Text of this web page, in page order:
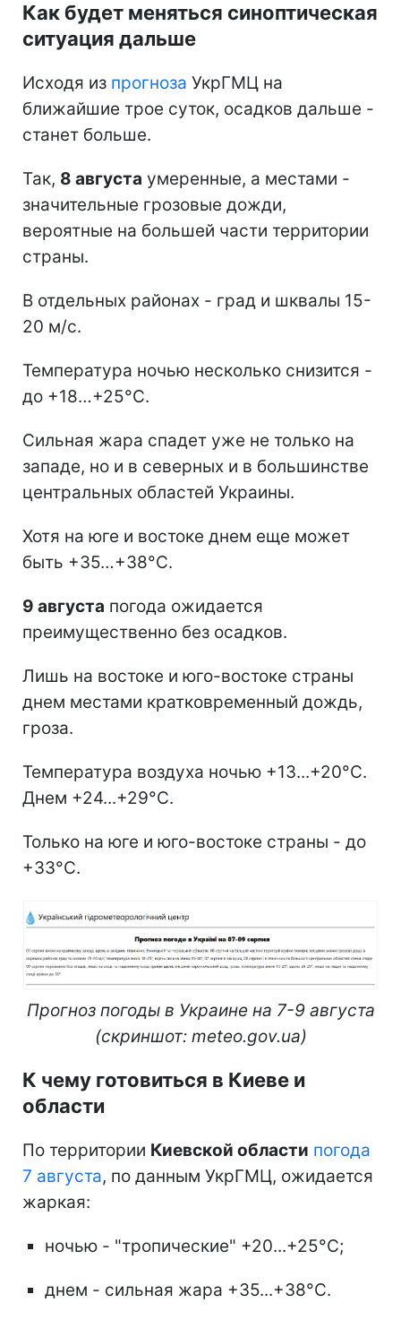
Как будет меняться синоптическая
ситуация дальше
Исходя из прогноза УкрГМЦ на
ближайшие трое суток, осадков дальше -
станет больше.
Так, 8 августа умеренные, а местами -
значительные грозовые дожди,
вероятные на большей части территории
страны.
В отдельных районах - град и шквалы 15-
20 м/с.
Температура ночью несколько снизится -
до +18…+25°С.
Сильная жара спадет уже не только на
западе, но и в северных и в большинстве
центральных областей Украины.
Хотя на юге и востоке днем еще может
быть +35…+38°С.
9 августа погода ожидается
преимущественно без осадков.
Лишь на востоке и юго-востоке страны
днем местами кратковременный дождь,
гроза.
Температура воздуха ночью +13...+20°С.
Днем +24...+29°С.
Только на юге и юго-востоке страны - до
+33°С.
Прогноз погоды в Украине на 7-9 августа
(скриншот: meteo.gov.ua)
К чему готовиться в Киеве и
области
По территории Киевской области погода
7 августа, по данным УкрГМЦ, ожидается
жаркая:
ночью - "тропические" +20...+25°С;
днем - сильная жара +35...+38°С.